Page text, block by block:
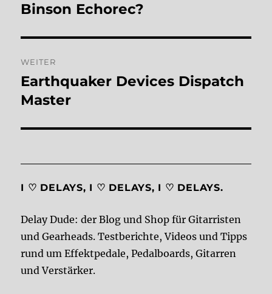
Binson Echorec?
WEITER
Nächster
Beitrag:
Earthquaker Devices Dispatch
Master
I ♡ DELAYS, I ♡ DELAYS, I ♡ DELAYS.
Delay Dude: der Blog und Shop für Gitarristen
und Gearheads. Testberichte, Videos und Tipps
rund um Effektpedale, Pedalboards, Gitarren
und Verstärker.